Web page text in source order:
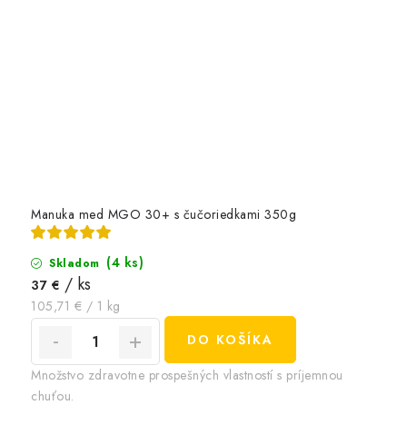
Manuka med MGO 30+ s čučoriedkami 350g
Skladom (4 ks)
37 € / ks
Jednotková
cena:
105,71 € / 1 kg
DO KOŠÍKA
Množstvo zdravotne prospešných vlastností s príjemnou
chuťou.